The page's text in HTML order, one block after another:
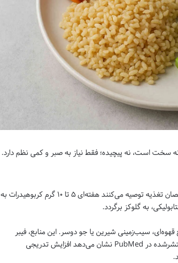
سخت است، نه پیچیده؛ فقط نیاز به صبر و کمی نظم دارد.
. اغلب متخصصان تغذیه توصیه می‌کنند هفته‌ای ۵ تا ۱۰ گرم کربوهیدرات به
به گلوکز برگردد.
سیب‌زمینی شیرین یا جو دوسر. این منابع، فیبر
بالاتری دارند و نوسان قند خون را کاهش می‌دهند. مطالعات منتشرشده در PubMed نشان می‌دهد افزایش تدریجی